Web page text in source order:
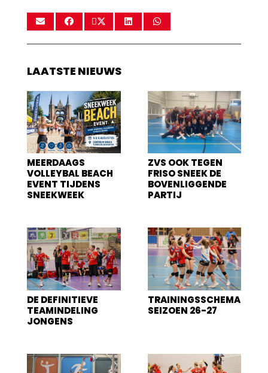
LAATSTE NIEUWS
MEERDAAGS
VOLLEYBAL BEACH
EVENT TIJDENS
SNEEKWEEK
ZVS OOK TEGEN
FRISO SNEEK DE
BOVENLIGGENDE
PARTIJ
DE DEFINITIEVE
TEAMINDELING
JONGENS
TRAININGSSCHEMA
SEIZOEN 26-27